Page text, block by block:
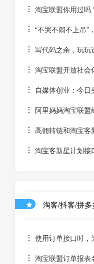
淘宝联盟你用过吗
“不哭不闹不上吊”
写代码之余，玩玩
淘宝联盟开放社
自媒体创业：今
阿里妈妈淘宝联盟
高佣转链和淘宝
淘宝客新星计划接
淘客/抖客/拼
使用订单接口时，
淘宝联盟订单报表